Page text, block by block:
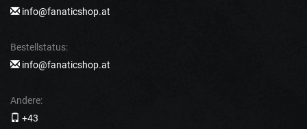
info@fanaticshop.at
Bestellstatus:
info@fanaticshop.at
Andere:
+43